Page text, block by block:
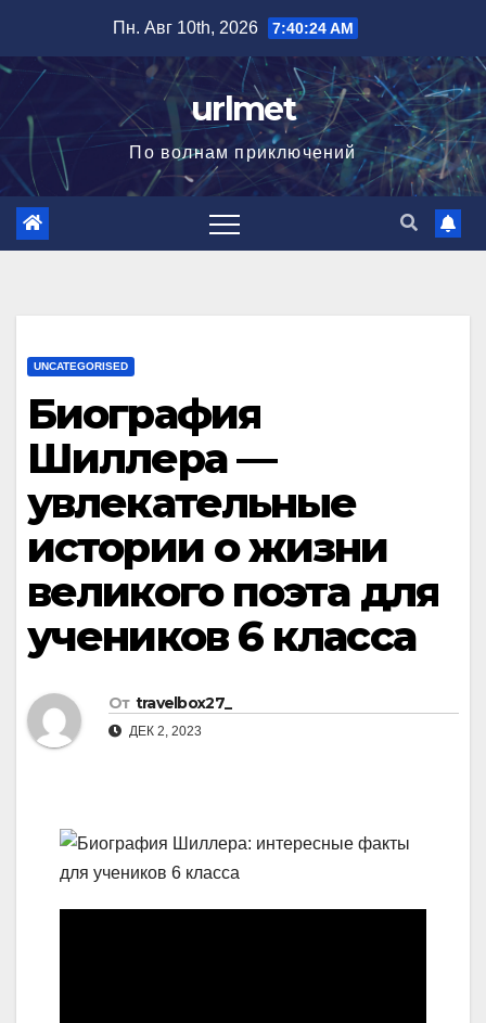
содержимому
Пн. Авг 10th, 2026 7:40:25 AM
urlmet
По волнам приключений
UNCATEGORISED
Биография
Шиллера —
увлекательные
истории о жизни
великого поэта для
учеников 6 класса
От travelbox27_
ДЕК 2, 2023